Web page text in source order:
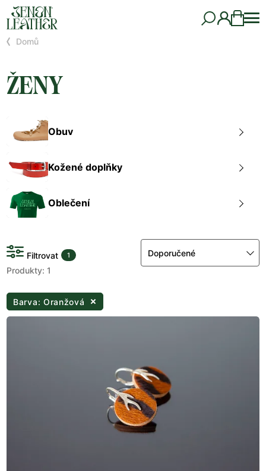
Domů
ŽENY
Obuv
Kožené doplňky
Oblečení
Filtrovat 1
Produkty: 1
Doporučené
Barva: Oranžová